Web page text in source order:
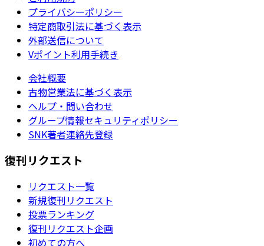
プライバシーポリシー
特定商取引法に基づく表示
外部送信について
Vポイント利用手続き
会社概要
古物営業法に基づく表示
ヘルプ・問い合わせ
グループ情報セキュリティポリシー
SNK著者連絡先登録
復刊リクエスト
リクエスト一覧
新規復刊リクエスト
投票ランキング
復刊リクエスト企画
初めての方へ